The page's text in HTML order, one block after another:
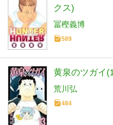
クス)
冨樫義博
589
黄泉のツガイ
荒川弘
484